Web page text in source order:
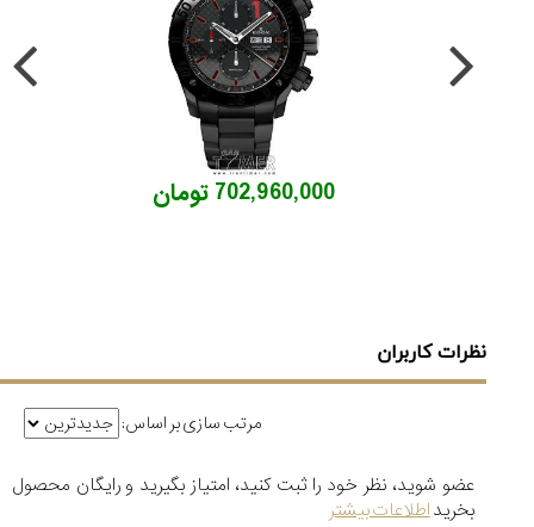
702,960,000 تومان
نظرات کاربران
مرتب سازی بر اساس:
عضو شوید، نظر خود را ثبت کنید، امتیاز بگیرید و رایگان محصول
بخریداطلاعات بیشتر